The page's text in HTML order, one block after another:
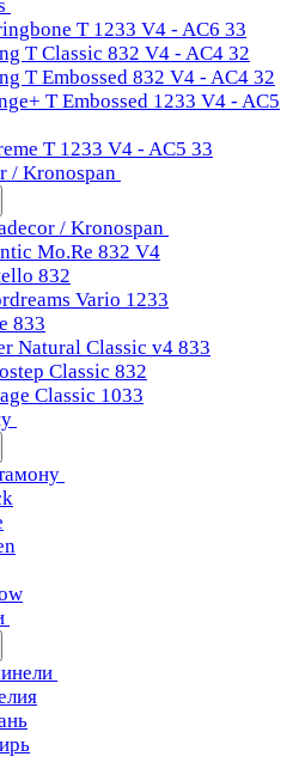
T 1233 V4 - AC6 33
T Classic 832 V4 - AC4 32
T Embossed 832 V4 - AC4 32
T Embossed 1233 V4 - AC5
T 1233 V4 - AC5 33
/ Kronospan
/ Kronospan
Mo.Re 832 V4
832
Vario 1233
833
Natural Classic v4 833
Classic 832
Classic 1033